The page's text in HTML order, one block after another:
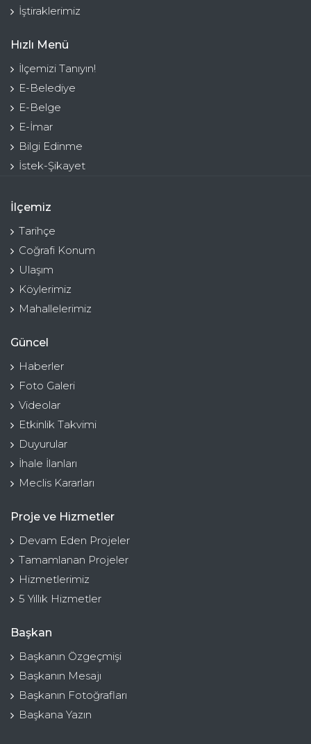
İştiraklerimiz
Hızlı Menü
İlçemizi Tanıyın!
E-Belediye
E-Belge
E-İmar
Bilgi Edinme
İstek-Şikayet
İlçemiz
Tarihçe
Coğrafi Konum
Ulaşım
Köylerimiz
Mahallelerimiz
Güncel
Haberler
Foto Galeri
Videolar
Etkinlik Takvimi
Duyurular
İhale İlanları
Meclis Kararları
Proje ve Hizmetler
Devam Eden Projeler
Tamamlanan Projeler
Hizmetlerimiz
5 Yıllık Hizmetler
Başkan
Başkanın Özgeçmişi
Başkanın Mesajı
Başkanın Fotoğrafları
Başkana Yazın